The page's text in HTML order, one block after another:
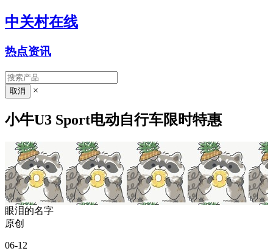
中关村在线
热点资讯
×
小牛U3 Sport电动自行车限时特惠
眼泪的名字
原创
06-12